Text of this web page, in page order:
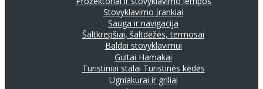
Stovyklavimo įrankiai
Sauga ir navigacija
Šaltkrepšiai, šaltdėžės, termosai
Baldai stovyklavimui
Gultai Hamakai
Turistiniai stalai Turistinės kėdės
Ugniakurai ir griliai